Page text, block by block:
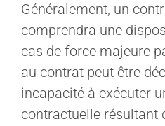
Généralement, un
comprendra une
cas de force majeure
au contrat peut être
incapacité à exécuter
contractuelle résultant